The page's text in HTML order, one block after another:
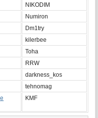
NIKODIM
Numiron
Dm1try
kilerbee
Toha
RRW
darkness_kos
tehnomag
KMF